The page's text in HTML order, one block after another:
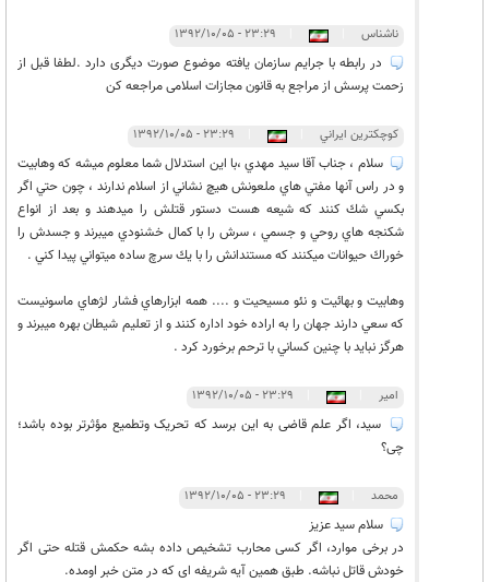
ناشناس ۲۳:۲۹ - ۱۳۹۲/۱۰/۰۵
در رابطه با جرایم سازمان یافته موضوع صورت دیگری دارد .لطفا قبل از
زحمت پرسش از مراجع به قانون مجازات اسلامی مراجعه کن
كوچكترين ايراني ۲۳:۲۹ - ۱۳۹۲/۱۰/۰۵
سلام ، جناب آقا سيد مهدي ،‌با اين استدلال شما معلوم ميشه كه وهابيت
و در راس آنها مفتي هاي ملعونش هيچ نشاني از اسلام ندارند ،‌ چون حتي اگر
بكسي شك كنند كه شيعه هست دستور قتلش را ميدهند و بعد از انواع
شكنجه هاي روحي و جسمي ، سرش را با كمال خشنودي ميبرند و جسدش را
خوراك حيوانات ميكنند كه مستندانش را با يك سرچ ساده ميتواني پيدا كني .
وهابيت و بهائيت و نئو مسيحيت و .... همه ابزارهاي فشار لژهاي ماسونيست
كه سعي دارند جهان را به اراده خود اداره كنند و از تعليم شيطان بهره ميبرند و
هرگز نبايد با چنين كساني با ترحم برخورد كرد .
امیر ۲۳:۲۹ - ۱۳۹۲/۱۰/۰۵
سید، اگر علم قاضی به این برسد که تحریک وتطمیع مؤثرتر بوده باشد؛
چی؟
محمد ۲۳:۲۹ - ۱۳۹۲/۱۰/۰۵
سلام سید عزیز
در برخی موارد، اگر کسی محارب تشخیص داده بشه حکمش قتله حتی اگر
خودش قاتل نباشه. طبق همین آیه شریفه ای که در متن خبر اومده.